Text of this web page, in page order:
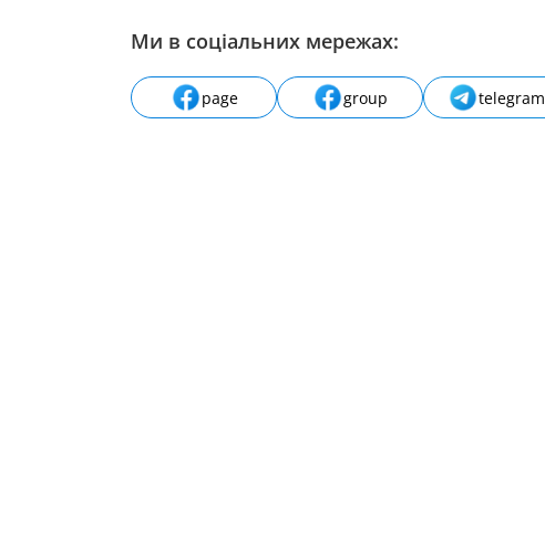
Ми в соціальних мережах:
page group telegram